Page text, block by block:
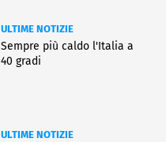
ULTIME NOTIZIE
Sempre più caldo l'Italia a
40 gradi
ULTIME NOTIZIE